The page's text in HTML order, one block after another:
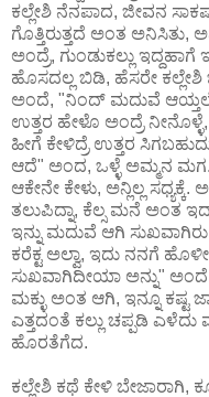
ಕಲ್ಲೇಶಿ ನೆನಪಾದ, ಜೀವನ
ಗೊತ್ತಿರುತ್ತದೆ ಅಂತ
ಅಂದ್ರೆ, ಗುಂಡುಕಲ್ಲು
ಹೊಸದಲ್ಲ ಬಿಡಿ, ಹೆಸರೇ
ಅಂದೆ, "ನಿಂದ್ ಮದುವೆ
ಉತ್ತರ ಹೇಳೊ ಅಂದ್ರೆ
ಹೀಗೆ ಕೇಳಿದ್ರೆ ಉತ್ತರ
ಆದೆ" ಅಂದ, ಒಳ್ಳೆ ಅಮ್ಮನ
ಆಕೇನೇ ಕೇಳು, ಅನ್ಲಿಲ್ಲ
ತಲುಪಿದ್ನಾ, ಕೆಲ್ಸ ಮನೆ ಅಂತ
ಇನ್ನು ಮದುವೆ ಆಗಿ
ಕರೆಕ್ಟ ಅಲ್ವಾ, ಇದು ನನಗೆ
ಸುಖವಾಗಿದೀಯಾ ಅನ್ನು"
ಮಕ್ಳು ಅಂತ ಆಗಿ, ಇನ್ನೂ
ಎತ್ತದಂತೆ ಕಲ್ಲು ಚಪ್ಪಡಿ ಎಳೆದು
ಹೊರತೆಗೆದ.
ಕಲ್ಲೇಶಿ ಕಥೆ ಕೇಳಿ ಬೇಜಾರಾಗಿ,